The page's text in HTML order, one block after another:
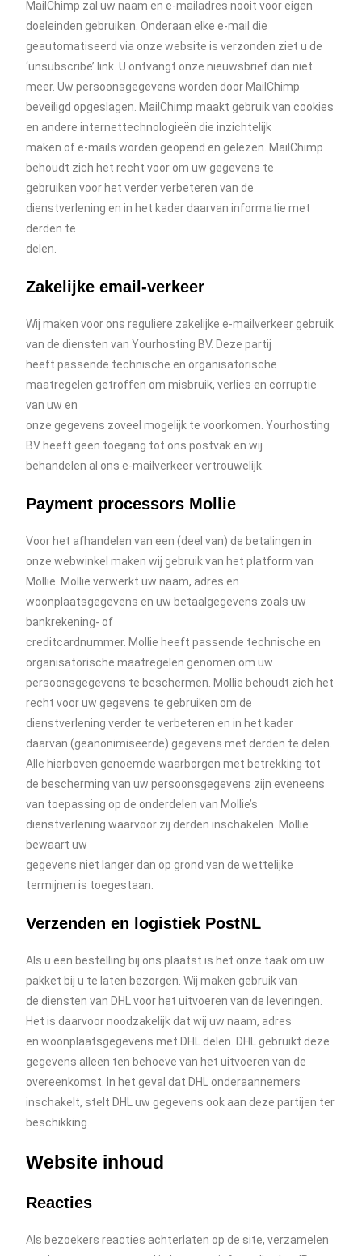
MailChimp zal uw naam en e-mailadres nooit voor eigen
doeleinden gebruiken. Onderaan elke e-mail die
geautomatiseerd via onze website is verzonden ziet u de
‘unsubscribe’ link. U ontvangt onze nieuwsbrief dan niet
meer. Uw persoonsgegevens worden door MailChimp
beveiligd opgeslagen. MailChimp maakt gebruik van cookies
en andere internettechnologieën die inzichtelijk
maken of e-mails worden geopend en gelezen. MailChimp
behoudt zich het recht voor om uw gegevens te
gebruiken voor het verder verbeteren van de
dienstverlening en in het kader daarvan informatie met
derden te
delen.
Zakelijke email-verkeer
Wij maken voor ons reguliere zakelijke e-mailverkeer gebruik
van de diensten van Yourhosting BV. Deze partij
heeft passende technische en organisatorische
maatregelen getroffen om misbruik, verlies en corruptie
van uw en
onze gegevens zoveel mogelijk te voorkomen. Yourhosting
BV heeft geen toegang tot ons postvak en wij
behandelen al ons e-mailverkeer vertrouwelijk.
Payment processors Mollie
Voor het afhandelen van een (deel van) de betalingen in
onze webwinkel maken wij gebruik van het platform van
Mollie. Mollie verwerkt uw naam, adres en
woonplaatsgegevens en uw betaalgegevens zoals uw
bankrekening- of
creditcardnummer. Mollie heeft passende technische en
organisatorische maatregelen genomen om uw
persoonsgegevens te beschermen. Mollie behoudt zich het
recht voor uw gegevens te gebruiken om de
dienstverlening verder te verbeteren en in het kader
daarvan (geanonimiseerde) gegevens met derden te delen.
Alle hierboven genoemde waarborgen met betrekking tot
de bescherming van uw persoonsgegevens zijn eveneens
van toepassing op de onderdelen van Mollie’s
dienstverlening waarvoor zij derden inschakelen. Mollie
bewaart uw
gegevens niet langer dan op grond van de wettelijke
termijnen is toegestaan.
Verzenden en logistiek PostNL
Als u een bestelling bij ons plaatst is het onze taak om uw
pakket bij u te laten bezorgen. Wij maken gebruik van
de diensten van DHL voor het uitvoeren van de leveringen.
Het is daarvoor noodzakelijk dat wij uw naam, adres
en woonplaatsgegevens met DHL delen. DHL gebruikt deze
gegevens alleen ten behoeve van het uitvoeren van de
overeenkomst. In het geval dat DHL onderaannemers
inschakelt, stelt DHL uw gegevens ook aan deze partijen ter
beschikking.
Website inhoud
Reacties
Als bezoekers reacties achterlaten op de site, verzamelen